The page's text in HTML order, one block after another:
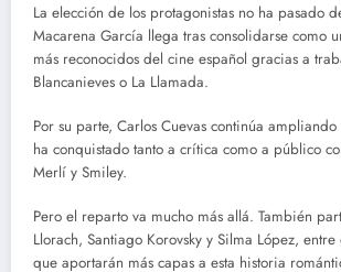
La elección de los protagonistas no ha pasado
Macarena García llega tras consolidarse como
más reconocidos del cine español gracias a
Blancanieves o La Llamada.
Por su parte, Carlos Cuevas continúa
ha conquistado tanto a crítica como a público
Merlí y Smiley.
Pero el reparto va mucho más allá. También
Llorach, Santiago Korovsky y Silma López,
que aportarán más capas a esta historia